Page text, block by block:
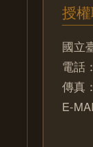
授
國立
電話
傳真
E-